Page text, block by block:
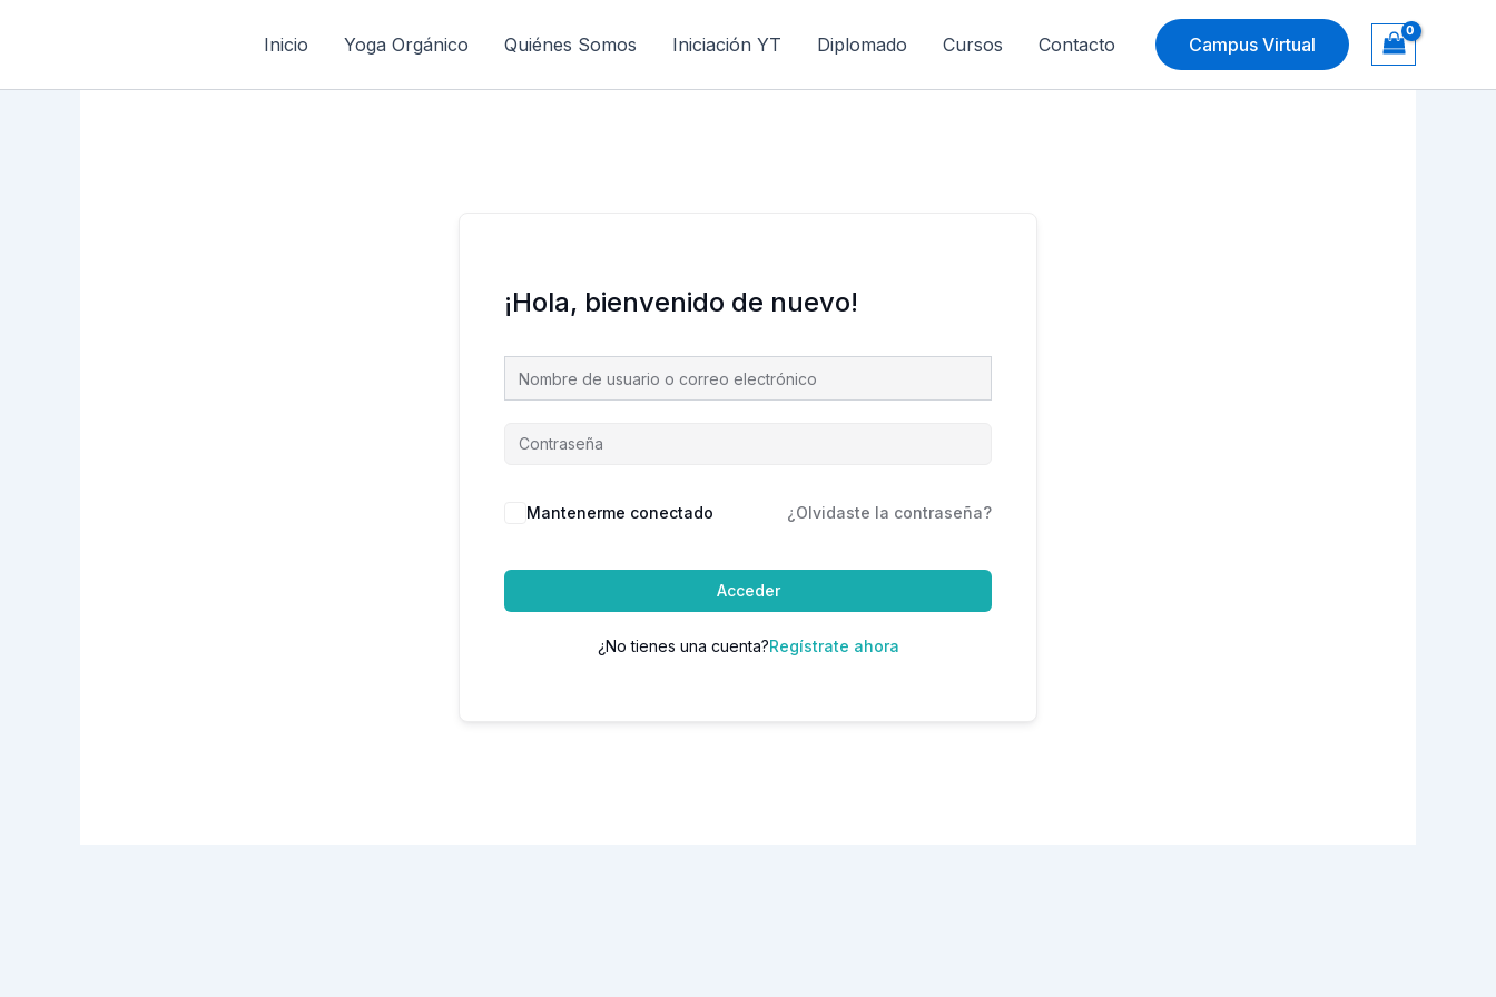
Inicio Yoga Orgánico Quiénes Somos Iniciación YT Diplomado Cursos Contacto Campus Virtual
¡Hola, bienvenido de nuevo!
Mantenerme conectado ¿Olvidaste la contraseña?
Acceder
¿No tienes una cuenta?Regístrate ahora